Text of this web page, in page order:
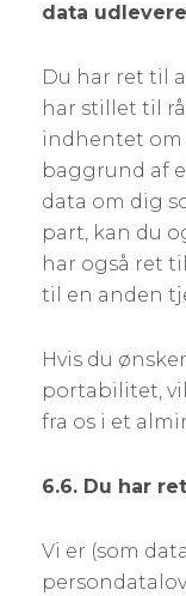
data
Du har ret til
har stillet til
indhentet om
baggrund af
data om dig
part, kan du
har også ret
til en anden
Hvis du
portabilitet,
fra os i et
6.6. Du har
Vi er (som